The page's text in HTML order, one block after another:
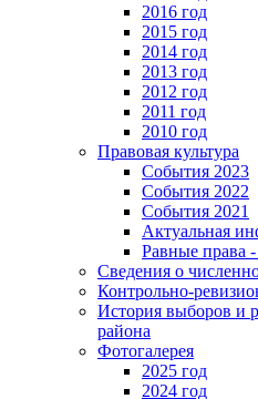
2016 год
2015 год
2014 год
2013 год
2012 год
2011 год
2010 год
Правовая культура
События 2023
События 2022
События 2021
Актуальная
Равные права
Сведения о
Контрольно-
История выборов и
района
Фотогалерея
2025 год
2024 год